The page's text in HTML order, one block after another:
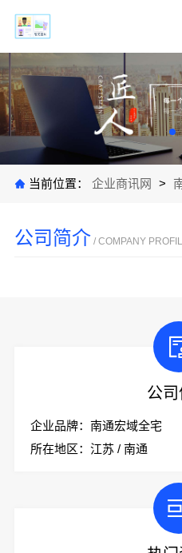
当前位置： 企业商讯网 >
公司简介 / COMPANY
公
企业品牌：南通宏域全宅
所在地区：江苏 / 南通